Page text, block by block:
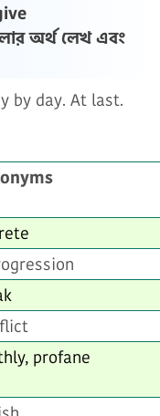
অর্থ লেখ এবং
by day. At last.
profane